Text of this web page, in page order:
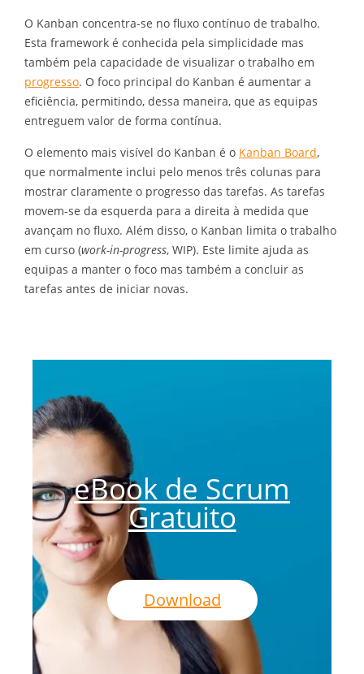
O Kanban concentra-se no fluxo contínuo de trabalho.
Esta framework é conhecida pela simplicidade mas
também pela capacidade de visualizar o trabalho em
progresso. O foco principal do Kanban é aumentar a
eficiência, permitindo, dessa maneira, que as equipas
entreguem valor de forma contínua.
O elemento mais visível do Kanban é o Kanban Board,
que normalmente inclui pelo menos três colunas para
mostrar claramente o progresso das tarefas. As tarefas
movem-se da esquerda para a direita à medida que
avançam no fluxo. Além disso, o Kanban limita o trabalho
em curso (work-in-progress, WIP). Este limite ajuda as
equipas a manter o foco mas também a concluir as
tarefas antes de iniciar novas.
eBook de Scrum
Gratuito
Download